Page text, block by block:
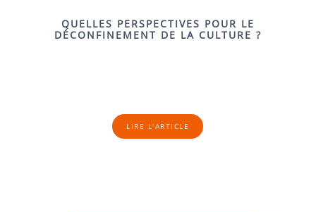
QUELLES PERSPECTIVES POUR LE
DÉCONFINEMENT DE LA CULTURE ?
LIRE L'ARTICLE